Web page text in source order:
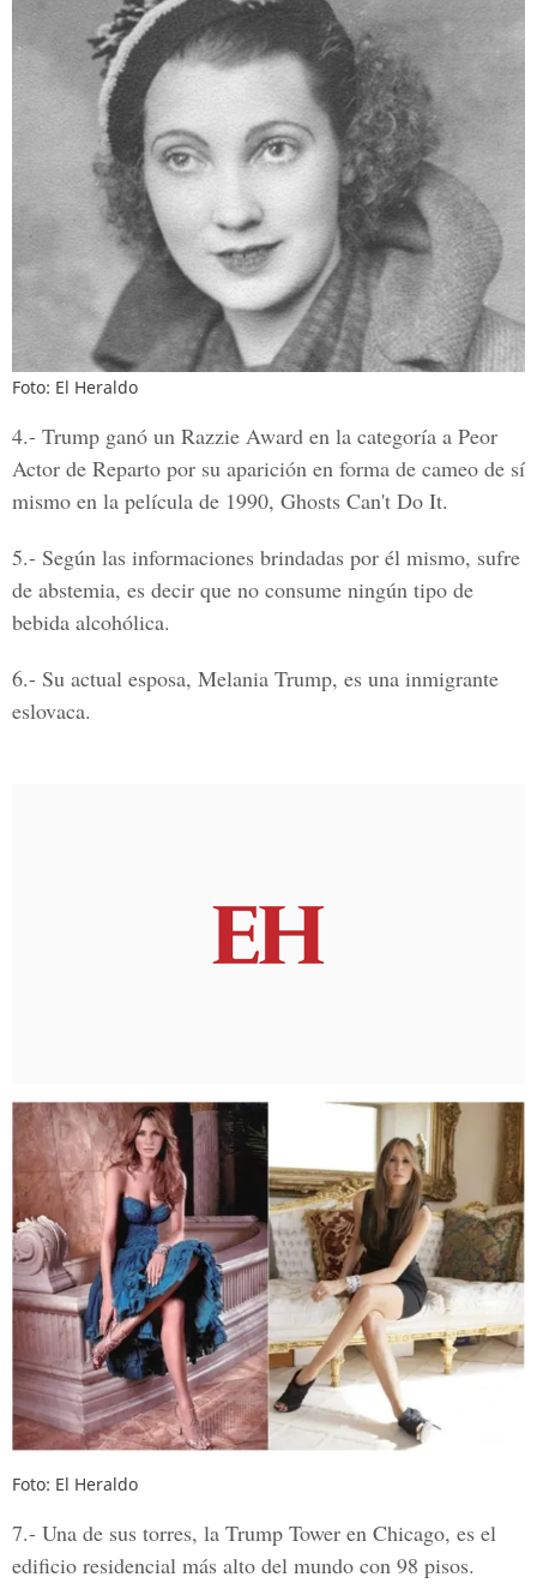
Foto: El Heraldo
4.- Trump ganó un Razzie Award en la categoría a Peor
Actor de Reparto por su aparición en forma de cameo de sí
mismo en la película de 1990, Ghosts Can't Do It.
5.- Según las informaciones brindadas por él mismo, sufre
de abstemia, es decir que no consume ningún tipo de
bebida alcohólica.
6.- Su actual esposa, Melania Trump, es una inmigrante
eslovaca.
Foto: El Heraldo
7.- Una de sus torres, la Trump Tower en Chicago, es el
edificio residencial más alto del mundo con 98 pisos.